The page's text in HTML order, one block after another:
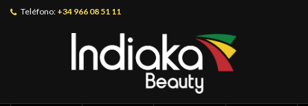
Teléfono: +34 966 08 51 11